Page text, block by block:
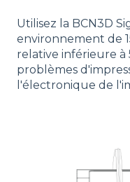
Utilisez la BCN3D
environnement de
relative inférieure à
problèmes
l'électronique de